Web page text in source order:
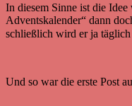
In diesem Sinne ist die Idee
Adventskalender“ dann
schließlich wird er ja
Und so war die erste Post